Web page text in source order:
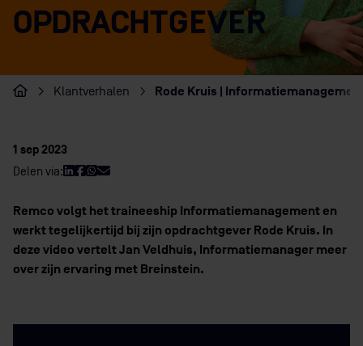
OPDRACHTGEVER
Home
Klantverhalen Rode Kruis |
1 sep 2023
Delen via:
Remco volgt het traineeship Informatiemanagement en
werkt tegelijkertijd bij zijn opdrachtgever Rode Kruis. In
deze video vertelt Jan Veldhuis, Informatiemanager meer
over zijn ervaring met Breinstein.